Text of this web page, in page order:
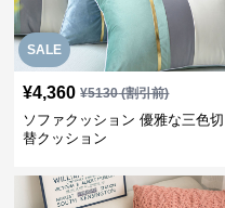
SALE
¥4,360 ¥5130(割引前)
ソファクッション 優雅な三色切
替クッション